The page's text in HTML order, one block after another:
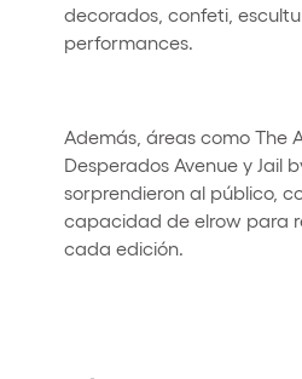
decorados, confeti,
performances.
Además, áreas como The
Desperados Avenue y Jail
sorprendieron al público,
capacidad de elrow para
cada edición.